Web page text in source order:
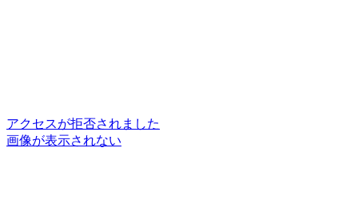
アクセスが拒否されました
画像が表示されない